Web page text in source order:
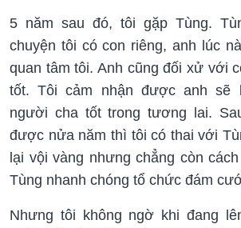
5 năm sau đó, tôi gặp Tùng.
chuyện tôi có con riêng, anh lúc
quan tâm tôi. Anh cũng đối xử với
tốt. Tôi cảm nhận được anh sẽ
người cha tốt trong tương lai.
được nửa năm thì tôi có thai với
lại vội vàng nhưng chẳng còn
Tùng nhanh chóng tổ chức đám
Nhưng tôi không ngờ khi đang